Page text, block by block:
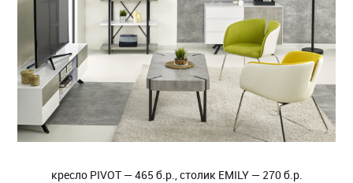
кресло PIVOT — 465 б.р., столик EMILY — 270 б.р.